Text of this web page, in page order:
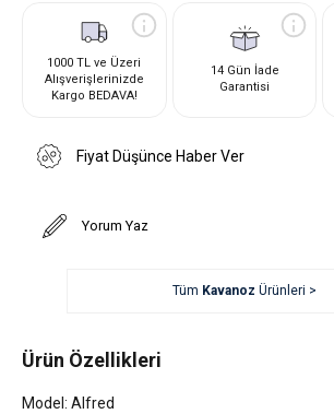
1000 TL ve Üzeri
Alışverişlerinizde
Kargo BEDAVA!
14 Gün İade
Garantisi
Fiyat Düşünce Haber Ver
Yorum Yaz
Tüm Kavanoz Ürünleri >
Ürün Özellikleri
Model: Alfred